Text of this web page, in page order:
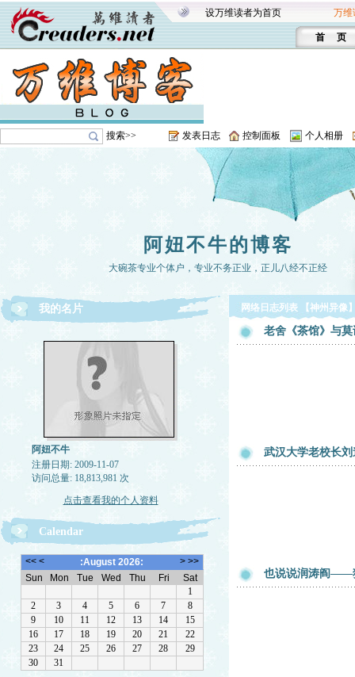
设万维读者为首页 万维
首 页
搜索>> 发表日志 控制面板 个人相册
阿妞不牛的博客
大碗茶专业个体户，专业不务正业，正儿八经不正经
我的名片
阿妞不牛
注册日期: 2009-11-07
访问总量: 18,813,981 次
点击查看我的个人资料
Calendar
网络日志列表 【神州异像
老舍《茶馆》与
武汉大学老校长
也说说润涛阎——